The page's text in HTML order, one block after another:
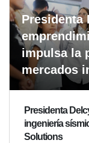
Presidenta
impulsa la
mercados
Presidenta
ingeniería
Solutions